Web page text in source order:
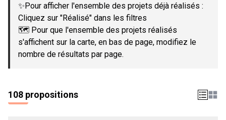
✨Pour afficher l'ensemble des projets déjà réalisés :
Cliquez sur "Réalisé" dans les filtres
🗺️ Pour que l'ensemble des projets réalisés
s'affichent sur la carte, en bas de page, modifiez le
nombre de résultats par page.
108 propositions